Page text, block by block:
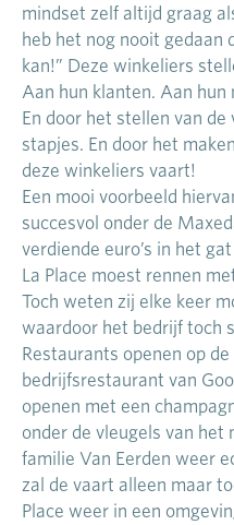
mindset zelf altijd graag
heb het nog nooit gedaan
kan!” Deze winkeliers
Aan hun klanten. Aan hun
En door het stellen van
stapjes. En door het
deze winkeliers vaart!
Een mooi voorbeeld
succesvol onder de
verdiende euro’s in het
La Place moest rennen
Toch weten zij elke keer
waardoor het bedrijf toch
Restaurants openen op
bedrijfsrestaurant van
openen met een
onder de vleugels van het
familie Van Eerden weer
zal de vaart alleen maar
Place weer in een